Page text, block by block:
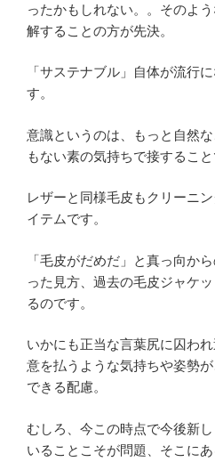
ったかもしれない。。そのよ
解することの方が先決。
「サステナブル」自体が流行
す。
意識というのは、もっと自然
もない素の気持ちで接すること
レザーと同様毛皮もクリーニ
イテムです。
「毛皮がだめだ」と真っ向か
った見方、過去の毛皮ジャケ
るのです。
いかにも正当な言葉尻に囚わ
意を払うような気持ちや姿勢
できる配慮。
むしろ、今この時点で今後新
いることこそが問題、そこに